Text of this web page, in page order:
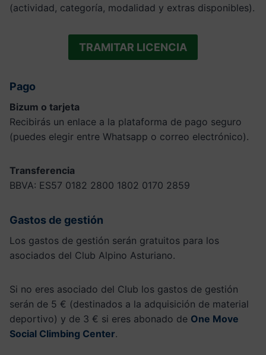
(actividad, categoría, modalidad y extras disponibles).
TRAMITAR LICENCIA
Pago
Bizum o tarjeta
Recibirás un enlace a la plataforma de pago seguro
(puedes elegir entre Whatsapp o correo electrónico).
Transferencia
BBVA: ES57 0182 2800 1802 0170 2859
Gastos de gestión
Los gastos de gestión serán gratuitos para los
asociados del Club Alpino Asturiano.
Si no eres asociado del Club los gastos de gestión
serán de 5 € (destinados a la adquisición de material
deportivo) y de 3 € si eres abonado de One Move
Social Climbing Center.